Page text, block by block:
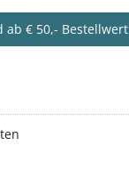
ab € 50,- Bestellwert